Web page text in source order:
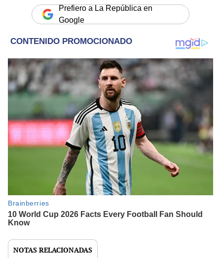
Prefiero a La República en
Google
NOTAS RELACIONADAS